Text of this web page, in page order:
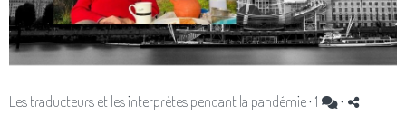
Les traducteurs et les interprètes pendant la pandémie· 1 ·